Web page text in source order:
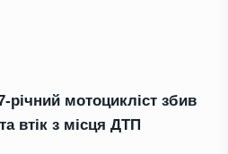
мотоцикліст збив
втік з місця ДТП